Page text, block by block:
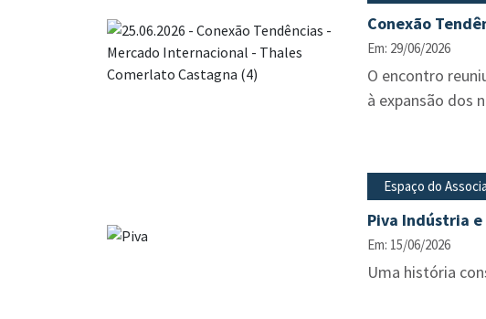
Conexão
Em: 29/06/2026
O encontro
à expansão dos
Espaço do
Piva Indústria
Em: 15/06/2026
Uma história